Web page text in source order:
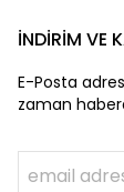
İNDİRİM VE
E-Posta
zaman